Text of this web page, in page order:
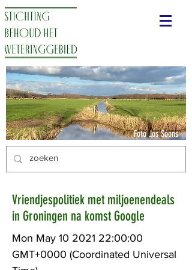
Foto Jos Soons
Vriendjespolitiek met miljoenendeals
in Groningen na komst Google
Mon May 10 2021 22:00:00
GMT+0000 (Coordinated Universal